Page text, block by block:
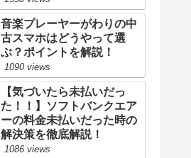
音楽プレーヤーがわりの中
古スマホはどうやって選
ぶ？ポイントを解説！
1090 views
【気づいたら未払いだっ
た！！】ソフトバンクエア
ーの料金未払いだった時の
解決策を徹底解説！
1086 views